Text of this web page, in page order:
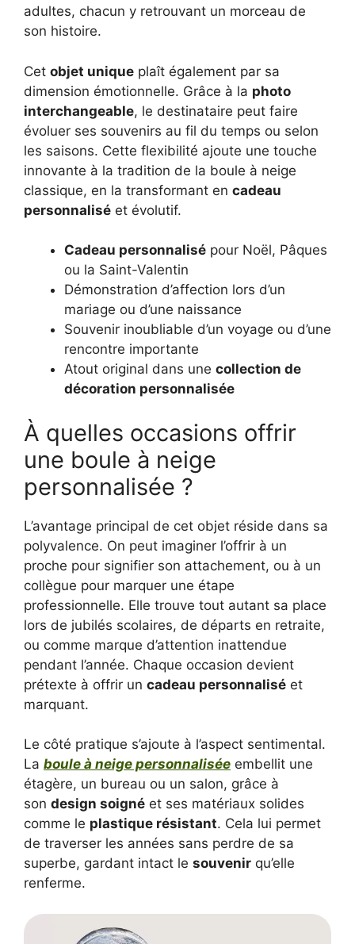
adultes, chacun y retrouvant un morceau de
son histoire.
Cet objet unique plaît également par sa
dimension émotionnelle. Grâce à la photo
interchangeable, le destinataire peut faire
évoluer ses souvenirs au fil du temps ou selon
les saisons. Cette flexibilité ajoute une touche
innovante à la tradition de la boule à neige
classique, en la transformant en cadeau
personnalisé et évolutif.
Cadeau personnalisé pour Noël, Pâques
ou la Saint-Valentin
Démonstration d’affection lors d’un
mariage ou d’une naissance
Souvenir inoubliable d’un voyage ou d’une
rencontre importante
Atout original dans une collection de
décoration personnalisée
À quelles occasions offrir
une boule à neige
personnalisée ?
L’avantage principal de cet objet réside dans sa
polyvalence. On peut imaginer l’offrir à un
proche pour signifier son attachement, ou à un
collègue pour marquer une étape
professionnelle. Elle trouve tout autant sa place
lors de jubilés scolaires, de départs en retraite,
ou comme marque d’attention inattendue
pendant l’année. Chaque occasion devient
prétexte à offrir un cadeau personnalisé et
marquant.
Le côté pratique s’ajoute à l’aspect sentimental.
La boule à neige personnalisée embellit une
étagère, un bureau ou un salon, grâce à
son design soigné et ses matériaux solides
comme le plastique résistant. Cela lui permet
de traverser les années sans perdre de sa
superbe, gardant intact le souvenir qu’elle
renferme.